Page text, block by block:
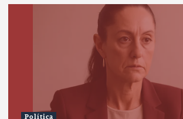
Política